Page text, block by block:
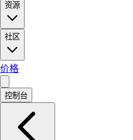
资源
社区
价格
控制台